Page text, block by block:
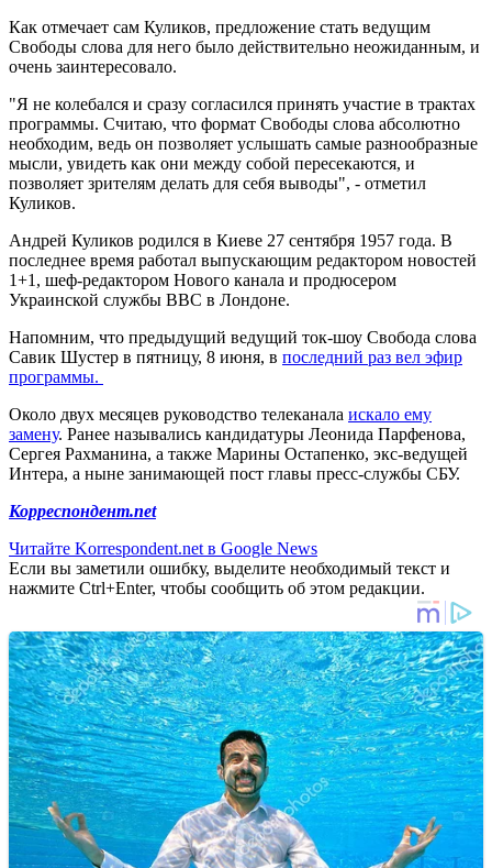
Как отмечает сам Куликов, предложение стать ведущим
Свободы слова для него было действительно неожиданным, и
очень заинтересовало.
"Я не колебался и сразу согласился принять участие в трактах
программы. Считаю, что формат Свободы слова абсолютно
необходим, ведь он позволяет услышать самые разнообразные
мысли, увидеть как они между собой пересекаются, и
позволяет зрителям делать для себя выводы", - отметил
Куликов.
Андрей Куликов родился в Киеве 27 сентября 1957 года. В
последнее время работал выпускающим редактором новостей
1+1, шеф-редактором Нового канала и продюсером
Украинской службы ВВС в Лондоне.
Напомним, что предыдущий ведущий ток-шоу Свобода слова
Савик Шустер в пятницу, 8 июня, в последний раз вел эфир
программы.
Около двух месяцев руководство телеканала искало ему
замену. Ранее назывались кандидатуры Леонида Парфенова,
Сергея Рахманина, а также Марины Остапенко, экс-ведущей
Интера, а ныне занимающей пост главы пресс-службы СБУ.
Корреспондент.net
Читайте Korrespondent.net в Google News
Если вы заметили ошибку, выделите необходимый текст и
нажмите Ctrl+Enter, чтобы сообщить об этом редакции.